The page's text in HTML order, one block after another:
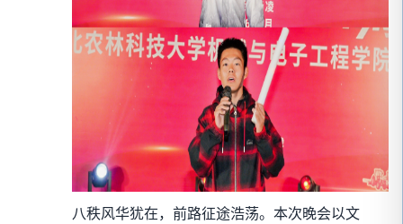
八秩风华犹在，前路征途浩荡。本次晚会以文